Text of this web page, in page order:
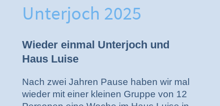
Unterjoch 2025
Wieder einmal Unterjoch und
Haus Luise
Nach zwei Jahren Pause haben wir mal
wieder mit einer kleinen Gruppe von 12